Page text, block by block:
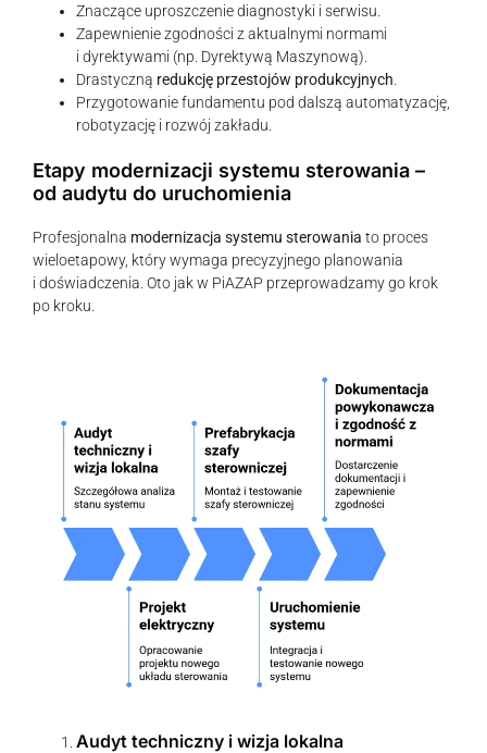
Znaczące uproszczenie diagnostyki i serwisu.
Zapewnienie zgodności z aktualnymi normami
i dyrektywami (np. Dyrektywą Maszynową).
Drastyczną redukcję przestojów produkcyjnych
Przygotowanie fundamentu pod dalszą automatyzację,
robotyzację i rozwój zakładu.
Etapy modernizacji systemu sterowania –
od audytu do uruchomienia
Profesjonalna modernizacja systemu sterowania to proces
wieloetapowy, który wymaga precyzyjnego planowania
i doświadczenia. Oto jak w PiAZAP przeprowadzamy go krok
po kroku.
Audyt techniczny i wizja lokalna